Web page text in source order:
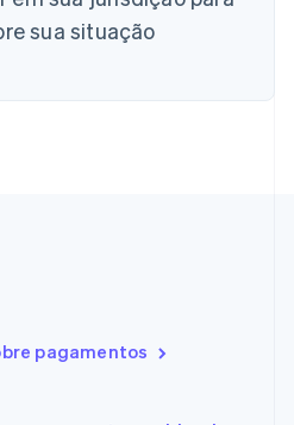
sua situação
pagamentos